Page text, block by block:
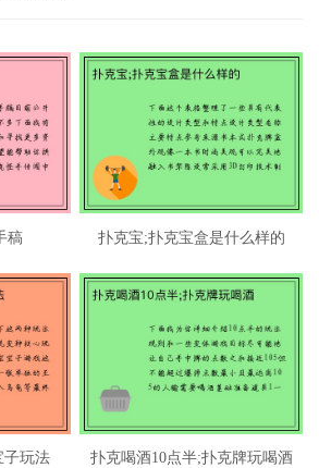
稿 扑克宝;扑克宝盒是什么样的
子玩法 扑克喝酒10点半;扑克牌玩喝酒